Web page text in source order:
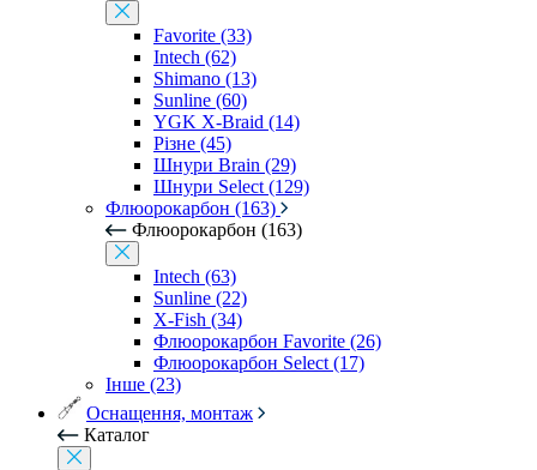
Favorite (33)
Intech (62)
Shimano (13)
Sunline (60)
YGK X-Braid (14)
Різне (45)
Шнури Brain (29)
Шнури Select (129)
Флюорокарбон (163)
Флюорокарбон (163)
Intech (63)
Sunline (22)
X-Fish (34)
Флюорокарбон Favorite (26)
Флюорокарбон Select (17)
Інше (23)
Оснащення, монтаж
Каталог